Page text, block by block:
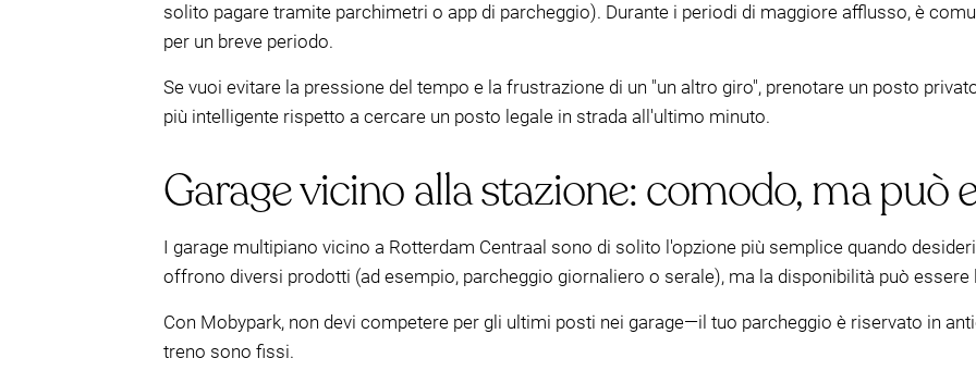
solito pagare tramite parchimetri o app di parcheggio). Durante i periodi di maggiore afflusso, è
per un breve periodo.
Se vuoi evitare la pressione del tempo e la frustrazione di un "un altro giro", prenotare un posto
più intelligente rispetto a cercare un posto legale in strada all'ultimo minuto.
Garage vicino alla stazione: comodo, ma può
I garage multipiano vicino a Rotterdam Centraal sono di solito l'opzione più semplice quando
offrono diversi prodotti (ad esempio, parcheggio giornaliero o serale), ma la disponibilità può
Con Mobypark, non devi competere per gli ultimi posti nei garage—il tuo parcheggio è riservato in
treno sono fissi.